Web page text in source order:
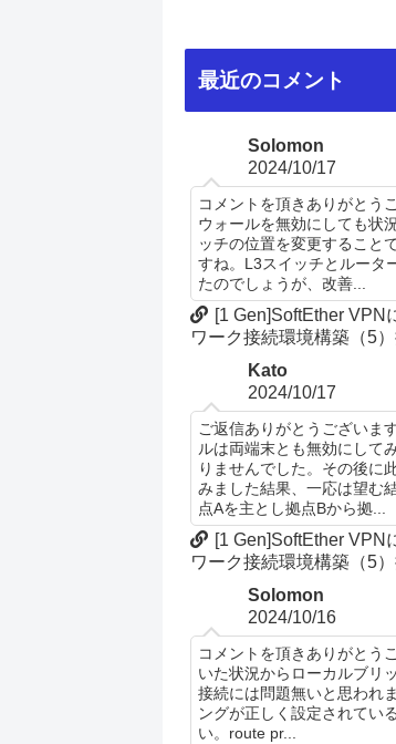
最近のコメント
Solomon
2024/10/17
コメントを頂きありがとう
ウォールを無効にしても状
ッチの位置を変更すること
すね。L3スイッチとルータ
たのでしょうが、改善...
[1 Gen]SoftEther VPN
ワーク接続環境構築（5
Kato
2024/10/17
ご返信ありがとうございま
ルは両端末とも無効にして
りませんでした。その後に
みました結果、一応は望む
点Aを主とし拠点Bから拠...
[1 Gen]SoftEther VPN
ワーク接続環境構築（5
Solomon
2024/10/16
コメントを頂きありがとう
いた状況からローカルブリ
接続には問題無いと思われ
ングが正しく設定されてい
い。route pr...